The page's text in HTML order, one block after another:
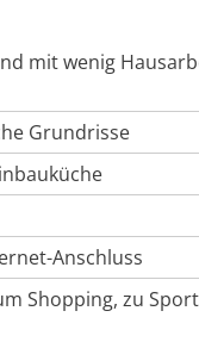
mit wenig
Grundrisse
Anschluss
Shopping, zu